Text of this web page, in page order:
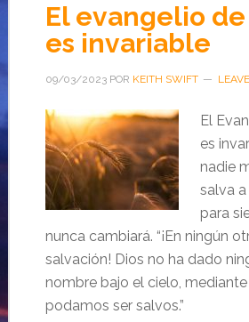
El evangelio
es invariable
09/03/2023POR KEITH SWIFT
El
es
nadie
salva
para
nunca cambiará. “¡En ningún
salvación! Dios no ha dado
nombre bajo el cielo,
podamos ser salvos.”